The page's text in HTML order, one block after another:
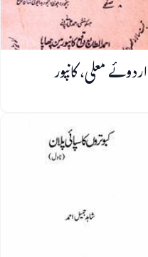
اردوئے معلی، کانپور